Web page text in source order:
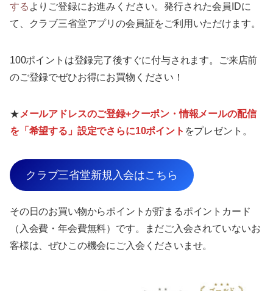
する よりご登録にお進みください。発行された会員IDに
て、クラブ三省堂アプリの会員証をご利用いただけます。
100ポイントは登録完了後すぐに付与されます。ご来店前
のご登録でぜひお得にお買物ください！
★ メールアドレスのご登録+クーポン・情報メールの配信
を「希望する」設定でさらに10ポイント をプレゼント。
クラブ三省堂新規入会はこちら
その日のお買い物からポイントが貯まるポイントカード
（入会費・年会費無料）です。まだご入会されていないお
客様は、ぜひこの機会にご入会くださいませ。